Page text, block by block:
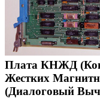
Плата КНЖД
Жестких
(Диалоговый